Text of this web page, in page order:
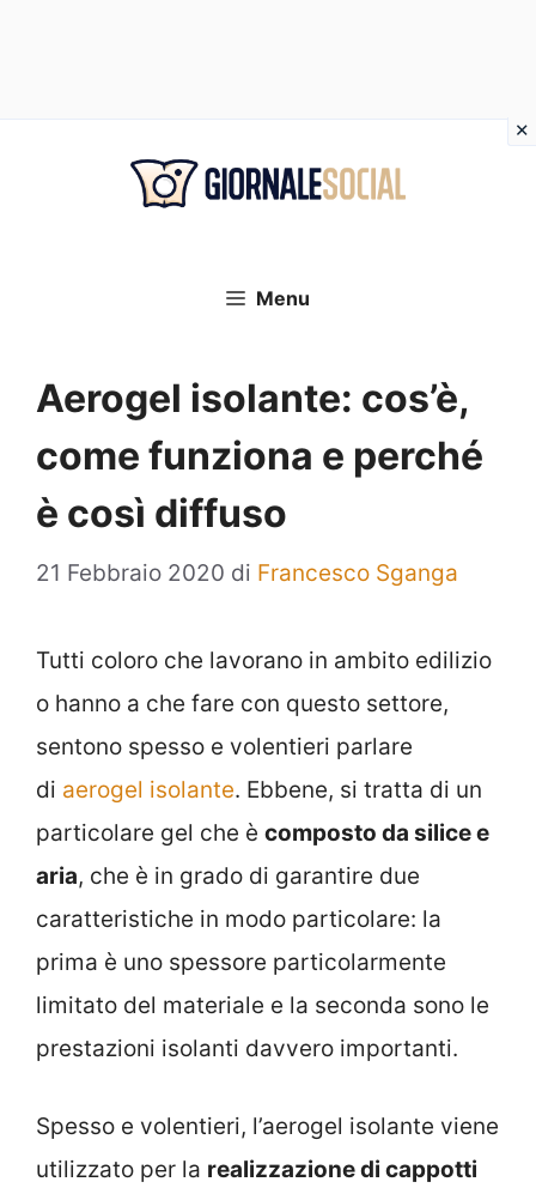
Menu
Aerogel isolante: cos’è,
come funziona e perché
è così diffuso
21 Febbraio 2020 di Francesco Sganga
Tutti coloro che lavorano in ambito edilizio
o hanno a che fare con questo settore,
sentono spesso e volentieri parlare
di aerogel isolante. Ebbene, si tratta di un
particolare gel che è composto da silice e
aria, che è in grado di garantire due
caratteristiche in modo particolare: la
prima è uno spessore particolarmente
limitato del materiale e la seconda sono le
prestazioni isolanti davvero importanti.
Spesso e volentieri, l’aerogel isolante viene
utilizzato per la realizzazione di cappotti